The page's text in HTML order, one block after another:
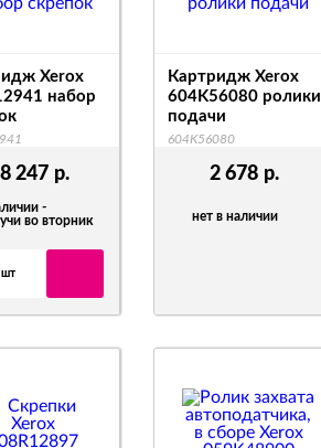
247 р.
-
во вторник
шт
Xerox
набор
2 678 р.
нет в наличии
Картридж Xerox
604K56080 ролики
подачи
604K56080